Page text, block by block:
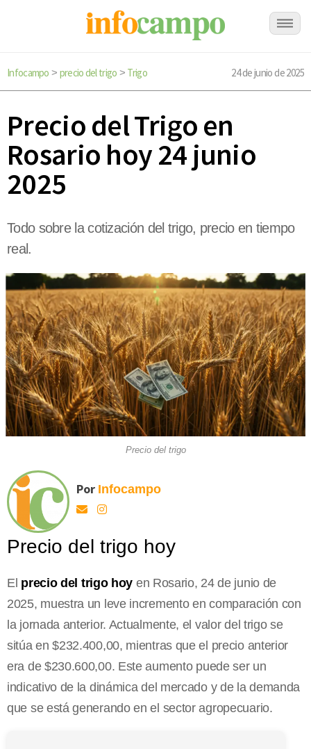
Infocampo > precio del trigo > Trigo 24 de junio de 2025
Precio del Trigo en
Rosario hoy 24 junio
2025
Todo sobre la cotización del trigo, precio en tiempo
real.
Precio del trigo
Por Infocampo
Precio del trigo hoy
El precio del trigo hoy en Rosario, 24 de junio de
2025, muestra un leve incremento en comparación con
la jornada anterior. Actualmente, el valor del trigo se
sitúa en $232.400,00, mientras que el precio anterior
era de $230.600,00. Este aumento puede ser un
indicativo de la dinámica del mercado y de la demanda
que se está generando en el sector agropecuario.